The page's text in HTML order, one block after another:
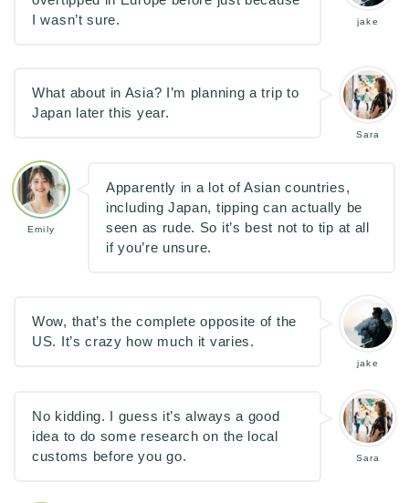
jake
I wasn’t sure.
Sara
What about in Asia? I’m planning a trip to
Japan later this year.
Emily
Apparently in a lot of Asian countries,
including Japan, tipping can actually be
seen as rude. So it’s best not to tip at all
if you’re unsure.
jake
Wow, that’s the complete opposite of the
US. It’s crazy how much it varies.
Sara
No kidding. I guess it’s always a good
idea to do some research on the local
customs before you go.